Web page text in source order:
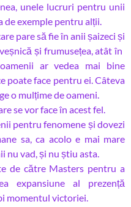
unele lucruri pentru unii
de exemple pentru alții.
pare să fie în anii șaizeci și
și frumusețea, atât în
ar vedea mai bine
poate face pentru ei. Câteva
o mulțime de oameni.
se vor face în acest fel.
pentru fenomene și dovezi
sa, ca acolo e mai mare
nu vad, și nu știu asta.
de către Masters pentru a
expansiune al prezență
momentul victoriei.